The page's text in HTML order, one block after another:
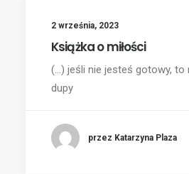
2 września, 2023
Książka o miłości
(...) jeśli nie jesteś gotowy, to
dupy
przez Katarzyna Plaza